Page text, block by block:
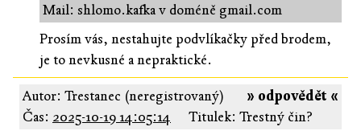
Mail: shlomo.kafka v doméně gmail.com
Prosím vás, nestahujte podvlíkačky před brodem,
je to nevkusné a nepraktické.
» odpovědět «
Autor: Trestanec (neregistrovaný)
Čas: 2025-10-19 14:05:14
Titulek: Trestný čin?